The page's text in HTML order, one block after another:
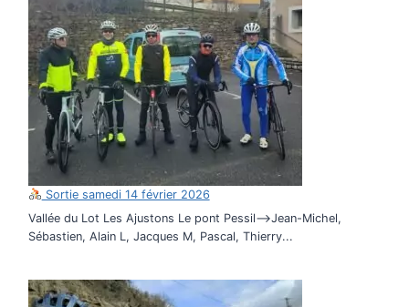
Sortie samedi 14 février 2026
Vallée du Lot Les Ajustons Le pont Pessil–>Jean-Michel,
Sébastien, Alain L, Jacques M, Pascal, Thierry...